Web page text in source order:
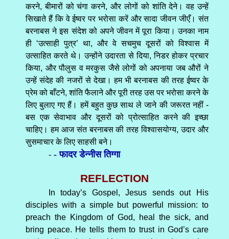
करने, बीमारों को चंगा करने, और लोगों को शांति देने। वह उन्हें
सिखाते हैं कि वे ईष्वर पर भरोसा करें और सादा जीवन जीएँ। संत
बरनाबस ने इस संदेश को अपने जीवन में पूरा किया। उनका नाम
ही ‘उत्साही पुत्र’ था, और वे सचमुच दूसरों को विश्वास में
उत्साहित करते थे। उन्होंने उदारता से दिया, निडर होकर प्रचार
किया, और पौलुस व मरकुस जैसे लोगों को अपनाया जब औरों ने
उन्हें संदेह की नजरों से देखा। हम भी बरनाबस की तरह ईष्वर के
प्रेम को बाँटने, शांति फैलाने और पूरी तरह उस पर भरोसा करने के
लिए बुलाए गए हैं। हमें बहुत कुछ साथ ले जाने की जरूरत नहीं -
बस एक सेवाभाव और दूसरों को प्रोत्साहित करने की इच्छा
चाहिए। हम आज संत बरनाबस की तरह विश्वासयोग्य, उदार और
सुसमाचार के लिए साहसी बने।
-- फादर डेन्नीस तिग्गा
REFLECTION
In today’s Gospel, Jesus sends out His
disciples with a simple but powerful mission: to
preach the Kingdom of God, heal the sick, and
bring peace. He tells them to trust in God’s care